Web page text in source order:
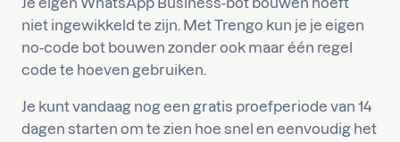
niet ingewikkeld te zijn. Met Trengo kun je je eigen
no-code bot bouwen zonder ook maar één regel
code te hoeven gebruiken.
Je kunt vandaag nog een gratis proefperiode van 14
dagen starten om te zien hoe snel en eenvoudig het